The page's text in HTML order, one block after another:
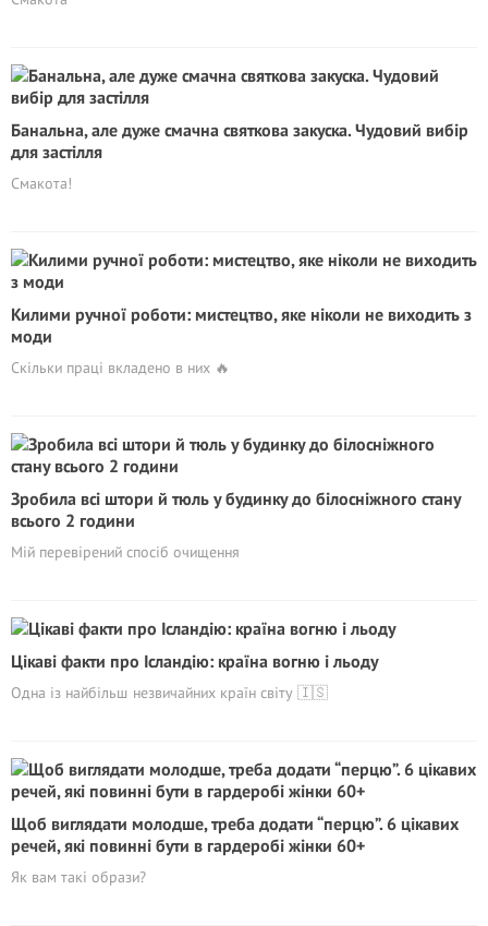
Банальна, але дуже смачна святкова закуска. Чудовий вибір
для застілля
Смакота!
Килими ручної роботи: мистецтво, яке ніколи не виходить з
моди
Скільки праці вкладено в них 🔥
Зробила всі штори й тюль у будинку до білосніжного стану
всього 2 години
Мій перевірений спосіб очищення
Цікаві факти про Ісландію: країна вогню і льоду
Одна із найбільш незвичайних країн світу 🇮🇸
Щоб виглядати молодше, треба додати “перцю”. 6 цікавих
речей, які повинні бути в гардеробі жінки 60+
Як вам такі образи?